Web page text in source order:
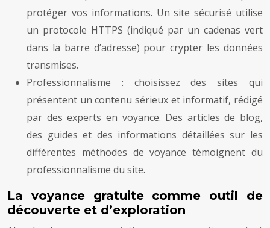
protéger vos informations. Un site sécurisé utilise
un protocole HTTPS (indiqué par un cadenas vert
dans la barre d’adresse) pour crypter les données
transmises.
Professionnalisme : choisissez des sites qui
présentent un contenu sérieux et informatif, rédigé
par des experts en voyance. Des articles de blog,
des guides et des informations détaillées sur les
différentes méthodes de voyance témoignent du
professionnalisme du site.
La voyance gratuite comme outil de
découverte et d’exploration